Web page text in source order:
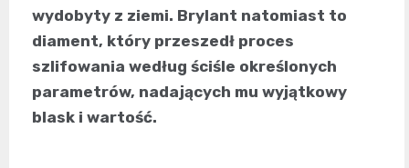
wydobyty z ziemi. Brylant natomiast to
diament, który przeszedł proces
szlifowania według ściśle określonych
parametrów, nadających mu wyjątkowy
blask i wartość.